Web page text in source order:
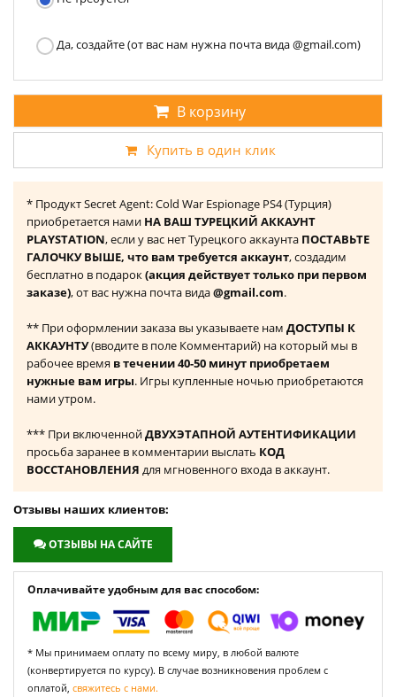
Да, создайте (от вас нам нужна почта вида @gmail.com)
В корзину
Купить в один клик
* Продукт Secret Agent: Cold War Espionage PS4 (Турция)
приобретается нами НА ВАШ ТУРЕЦКИЙ АККАУНТ
PLAYSTATION, если у вас нет Турецкого аккаунта ПОСТАВЬТЕ
ГАЛОЧКУ ВЫШЕ, что вам требуется аккаунт, создадим
бесплатно в подарок(акция действует только при первом
заказе), от вас нужна почта вида@gmail.com.
** При оформлении заказа вы указываете нам ДОСТУПЫ К
АККАУНТУ(вводите в поле Комментарий) на который мы в
рабочее время в течении 40-50 минут приобретаем
нужные вам игры. Игры купленные ночью приобретаются
нами утром.
*** При включеннойДВУХЭТАПНОЙ АУТЕНТИФИКАЦИИ
просьба заранее в комментарии выслать КОД
ВОССТАНОВЛЕНИЯ для мгновенного входа в аккаунт.
Отзывы наших клиентов:
ОТЗЫВЫ НА САЙТЕ
Оплачивайте удобным для вас способом:
* Мы принимаем оплату по всему миру, в любой валюте
(конвертируется по курсу). В случае возникновения проблем с
оплатой, свяжитесь с нами.